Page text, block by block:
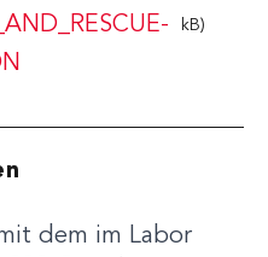
dem im Labor
kB)